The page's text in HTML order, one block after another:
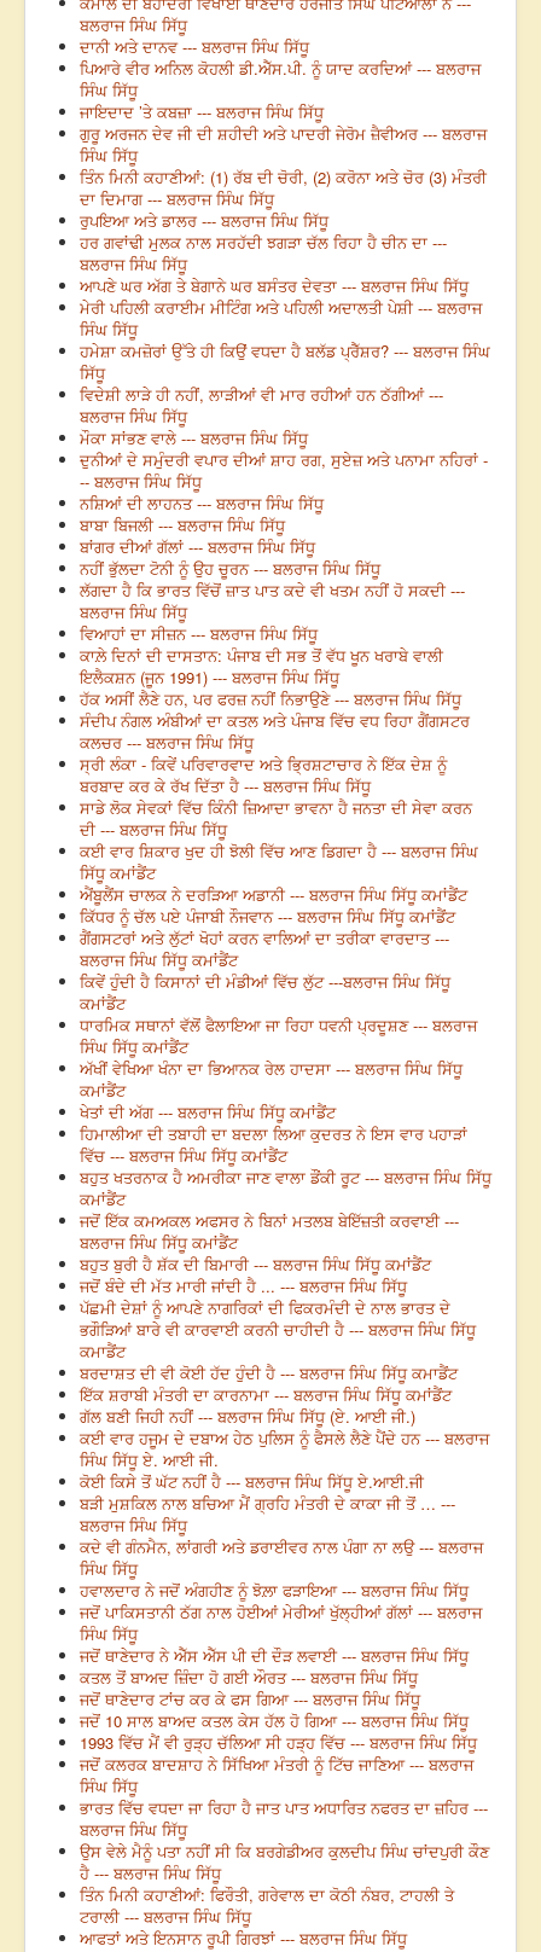
ਬਲਰਾਜ ਸਿੰਘ ਸਿੱਧੂ
ਦਾਨੀ ਅਤੇ ਦਾਨਵ --- ਬਲਰਾਜ ਸਿੰਘ ਸਿੱਧੂ
ਪਿਆਰੇ ਵੀਰ ਅਨਿਲ ਕੋਹਲੀ ਡੀ.ਐੱਸ.ਪੀ. ਨੂੰ ਯਾਦ ਕਰਦਿਆਂ --- ਬਲਰਾਜ
ਸਿੰਘ ਸਿੱਧੂ
ਜਾਇਦਾਦ ’ਤੇ ਕਬਜ਼ਾ --- ਬਲਰਾਜ ਸਿੰਘ ਸਿੱਧੂ
ਗੁਰੂ ਅਰਜਨ ਦੇਵ ਜੀ ਦੀ ਸ਼ਹੀਦੀ ਅਤੇ ਪਾਦਰੀ ਜੇਰੋਮ ਜ਼ੈਵੀਅਰ --- ਬਲਰਾਜ
ਸਿੰਘ ਸਿੱਧੂ
ਤਿੰਨ ਮਿਨੀ ਕਹਾਣੀਆਂ: (1) ਰੱਬ ਦੀ ਚੋਰੀ, (2) ਕਰੋਨਾ ਅਤੇ ਚੋਰ (3) ਮੰਤਰੀ
ਦਾ ਦਿਮਾਗ --- ਬਲਰਾਜ ਸਿੰਘ ਸਿੱਧੂ
ਰੁਪਇਆ ਅਤੇ ਡਾਲਰ --- ਬਲਰਾਜ ਸਿੰਘ ਸਿੱਧੂ
ਹਰ ਗਵਾਂਢੀ ਮੁਲਕ ਨਾਲ ਸਰਹੱਦੀ ਝਗੜਾ ਚੱਲ ਰਿਹਾ ਹੈ ਚੀਨ ਦਾ ---
ਬਲਰਾਜ ਸਿੰਘ ਸਿੱਧੂ
ਆਪਣੇ ਘਰ ਅੱਗ ਤੇ ਬੇਗਾਨੇ ਘਰ ਬਸੰਤਰ ਦੇਵਤਾ --- ਬਲਰਾਜ ਸਿੰਘ ਸਿੱਧੂ
ਮੇਰੀ ਪਹਿਲੀ ਕਰਾਈਮ ਮੀਟਿੰਗ ਅਤੇ ਪਹਿਲੀ ਅਦਾਲਤੀ ਪੇਸ਼ੀ --- ਬਲਰਾਜ
ਸਿੰਘ ਸਿੱਧੂ
ਹਮੇਸ਼ਾ ਕਮਜ਼ੋਰਾਂ ਉੱਤੇ ਹੀ ਕਿਉਂ ਵਧਦਾ ਹੈ ਬਲੱਡ ਪ੍ਰੈੱਸ਼ਰ? --- ਬਲਰਾਜ ਸਿੰਘ
ਸਿੱਧੂ
ਵਿਦੇਸ਼ੀ ਲਾੜੇ ਹੀ ਨਹੀਂ, ਲਾੜੀਆਂ ਵੀ ਮਾਰ ਰਹੀਆਂ ਹਨ ਠੱਗੀਆਂ ---
ਬਲਰਾਜ ਸਿੰਘ ਸਿੱਧੂ
ਮੌਕਾ ਸਾਂਭਣ ਵਾਲੇ --- ਬਲਰਾਜ ਸਿੰਘ ਸਿੱਧੂ
ਦੁਨੀਆਂ ਦੇ ਸਮੁੰਦਰੀ ਵਪਾਰ ਦੀਆਂ ਸ਼ਾਹ ਰਗ, ਸੁਏਜ਼ ਅਤੇ ਪਨਾਮਾ ਨਹਿਰਾਂ -
-- ਬਲਰਾਜ ਸਿੰਘ ਸਿੱਧੂ
ਨਸ਼ਿਆਂ ਦੀ ਲਾਹਨਤ --- ਬਲਰਾਜ ਸਿੰਘ ਸਿੱਧੂ
ਬਾਬਾ ਬਿਜਲੀ --- ਬਲਰਾਜ ਸਿੰਘ ਸਿੱਧੂ
ਬਾਂਗਰ ਦੀਆਂ ਗੱਲਾਂ --- ਬਲਰਾਜ ਸਿੰਘ ਸਿੱਧੂ
ਨਹੀਂ ਭੁੱਲਦਾ ਟੋਨੀ ਨੂੰ ਉਹ ਚੂਰਨ --- ਬਲਰਾਜ ਸਿੰਘ ਸਿੱਧੂ
ਲੱਗਦਾ ਹੈ ਕਿ ਭਾਰਤ ਵਿੱਚੋਂ ਜ਼ਾਤ ਪਾਤ ਕਦੇ ਵੀ ਖਤਮ ਨਹੀਂ ਹੋ ਸਕਦੀ ---
ਬਲਰਾਜ ਸਿੰਘ ਸਿੱਧੂ
ਵਿਆਹਾਂ ਦਾ ਸੀਜ਼ਨ --- ਬਲਰਾਜ ਸਿੰਘ ਸਿੱਧੂ
ਕਾਲ਼ੇ ਦਿਨਾਂ ਦੀ ਦਾਸਤਾਨ: ਪੰਜਾਬ ਦੀ ਸਭ ਤੋਂ ਵੱਧ ਖੂਨ ਖਰਾਬੇ ਵਾਲੀ
ਇਲੈਕਸ਼ਨ (ਜੂਨ 1991) --- ਬਲਰਾਜ ਸਿੰਘ ਸਿੱਧੂ
ਹੱਕ ਅਸੀਂ ਲੈਣੇ ਹਨ, ਪਰ ਫਰਜ਼ ਨਹੀਂ ਨਿਭਾਉਣੇ --- ਬਲਰਾਜ ਸਿੰਘ ਸਿੱਧੂ
ਸੰਦੀਪ ਨੰਗਲ ਅੰਬੀਆਂ ਦਾ ਕਤਲ ਅਤੇ ਪੰਜਾਬ ਵਿੱਚ ਵਧ ਰਿਹਾ ਗੈਂਗਸਟਰ
ਕਲਚਰ --- ਬਲਰਾਜ ਸਿੰਘ ਸਿੱਧੂ
ਸ੍ਰੀ ਲੰਕਾ - ਕਿਵੇਂ ਪਰਿਵਾਰਵਾਦ ਅਤੇ ਭ੍ਰਿਸ਼ਟਾਚਾਰ ਨੇ ਇੱਕ ਦੇਸ਼ ਨੂੰ
ਬਰਬਾਦ ਕਰ ਕੇ ਰੱਖ ਦਿੱਤਾ ਹੈ --- ਬਲਰਾਜ ਸਿੰਘ ਸਿੱਧੂ
ਸਾਡੇ ਲੋਕ ਸੇਵਕਾਂ ਵਿੱਚ ਕਿੰਨੀ ਜ਼ਿਆਦਾ ਭਾਵਨਾ ਹੈ ਜਨਤਾ ਦੀ ਸੇਵਾ ਕਰਨ
ਦੀ --- ਬਲਰਾਜ ਸਿੰਘ ਸਿੱਧੂ
ਕਈ ਵਾਰ ਸ਼ਿਕਾਰ ਖੁਦ ਹੀ ਝੋਲੀ ਵਿੱਚ ਆਣ ਡਿਗਦਾ ਹੈ --- ਬਲਰਾਜ ਸਿੰਘ
ਸਿੱਧੂ ਕਮਾਂਡੈਂਟ
ਐਂਬੂਲੈਂਸ ਚਾਲਕ ਨੇ ਦਰੜਿਆ ਅਡਾਨੀ --- ਬਲਰਾਜ ਸਿੰਘ ਸਿੱਧੂ ਕਮਾਂਡੈਂਟ
ਕਿੱਧਰ ਨੂੰ ਚੱਲ ਪਏ ਪੰਜਾਬੀ ਨੌਜਵਾਨ --- ਬਲਰਾਜ ਸਿੰਘ ਸਿੱਧੂ ਕਮਾਂਡੈਂਟ
ਗੈਂਗਸਟਰਾਂ ਅਤੇ ਲੁੱਟਾਂ ਖੋਹਾਂ ਕਰਨ ਵਾਲਿਆਂ ਦਾ ਤਰੀਕਾ ਵਾਰਦਾਤ ---
ਬਲਰਾਜ ਸਿੰਘ ਸਿੱਧੂ ਕਮਾਂਡੈਂਟ
ਕਿਵੇਂ ਹੁੰਦੀ ਹੈ ਕਿਸਾਨਾਂ ਦੀ ਮੰਡੀਆਂ ਵਿੱਚ ਲੁੱਟ ---ਬਲਰਾਜ ਸਿੰਘ ਸਿੱਧੂ
ਕਮਾਂਡੈਂਟ
ਧਾਰਮਿਕ ਸਥਾਨਾਂ ਵੱਲੋਂ ਫੈਲਾਇਆ ਜਾ ਰਿਹਾ ਧਵਨੀ ਪ੍ਰਦੂਸ਼ਣ --- ਬਲਰਾਜ
ਸਿੰਘ ਸਿੱਧੂ ਕਮਾਂਡੈਂਟ
ਅੱਖੀਂ ਵੇਖਿਆ ਖੰਨਾ ਦਾ ਭਿਆਨਕ ਰੇਲ ਹਾਦਸਾ --- ਬਲਰਾਜ ਸਿੰਘ ਸਿੱਧੂ
ਕਮਾਂਡੈਂਟ
ਖੇਤਾਂ ਦੀ ਅੱਗ --- ਬਲਰਾਜ ਸਿੰਘ ਸਿੱਧੂ ਕਮਾਂਡੈਂਟ
ਹਿਮਾਲੀਆ ਦੀ ਤਬਾਹੀ ਦਾ ਬਦਲਾ ਲਿਆ ਕੁਦਰਤ ਨੇ ਇਸ ਵਾਰ ਪਹਾੜਾਂ
ਵਿੱਚ --- ਬਲਰਾਜ ਸਿੰਘ ਸਿੱਧੂ ਕਮਾਂਡੈਂਟ
ਬਹੁਤ ਖਤਰਨਾਕ ਹੈ ਅਮਰੀਕਾ ਜਾਣ ਵਾਲਾ ਡੌਂਕੀ ਰੂਟ --- ਬਲਰਾਜ ਸਿੰਘ ਸਿੱਧੂ
ਕਮਾਂਡੈਂਟ
ਜਦੋਂ ਇੱਕ ਕਮਅਕਲ ਅਫਸਰ ਨੇ ਬਿਨਾਂ ਮਤਲਬ ਬੇਇੱਜ਼ਤੀ ਕਰਵਾਈ ---
ਬਲਰਾਜ ਸਿੰਘ ਸਿੱਧੂ ਕਮਾਂਡੈਂਟ
ਬਹੁਤ ਬੁਰੀ ਹੈ ਸ਼ੱਕ ਦੀ ਬਿਮਾਰੀ --- ਬਲਰਾਜ ਸਿੰਘ ਸਿੱਧੂ ਕਮਾਂਡੈਂਟ
ਜਦੋਂ ਬੰਦੇ ਦੀ ਮੱਤ ਮਾਰੀ ਜਾਂਦੀ ਹੈ ... --- ਬਲਰਾਜ ਸਿੰਘ ਸਿੱਧੂ
ਪੱਛਮੀ ਦੇਸ਼ਾਂ ਨੂੰ ਆਪਣੇ ਨਾਗਰਿਕਾਂ ਦੀ ਫਿਕਰਮੰਦੀ ਦੇ ਨਾਲ ਭਾਰਤ ਦੇ
ਭਗੌੜਿਆਂ ਬਾਰੇ ਵੀ ਕਾਰਵਾਈ ਕਰਨੀ ਚਾਹੀਦੀ ਹੈ --- ਬਲਰਾਜ ਸਿੰਘ ਸਿੱਧੂ
ਕਮਾਡੈਂਟ
ਬਰਦਾਸ਼ਤ ਦੀ ਵੀ ਕੋਈ ਹੱਦ ਹੁੰਦੀ ਹੈ --- ਬਲਰਾਜ ਸਿੰਘ ਸਿੱਧੂ ਕਮਾਡੈਂਟ
ਇੱਕ ਸ਼ਰਾਬੀ ਮੰਤਰੀ ਦਾ ਕਾਰਨਾਮਾ --- ਬਲਰਾਜ ਸਿੰਘ ਸਿੱਧੂ ਕਮਾਂਡੈਂਟ
ਗੱਲ ਬਣੀ ਜਿਹੀ ਨਹੀਂ --- ਬਲਰਾਜ ਸਿੰਘ ਸਿੱਧੂ (ਏ. ਆਈ ਜੀ.)
ਕਈ ਵਾਰ ਹਜੂਮ ਦੇ ਦਬਾਅ ਹੇਠ ਪੁਲਿਸ ਨੂੰ ਫੈਸਲੇ ਲੈਣੇ ਪੈਂਦੇ ਹਨ --- ਬਲਰਾਜ
ਸਿੰਘ ਸਿੱਧੂ ਏ. ਆਈ ਜੀ.
ਕੋਈ ਕਿਸੇ ਤੋਂ ਘੱਟ ਨਹੀਂ ਹੈ --- ਬਲਰਾਜ ਸਿੰਘ ਸਿੱਧੂ ਏ.ਆਈ.ਜੀ
ਬੜੀ ਮੁਸ਼ਕਿਲ ਨਾਲ ਬਚਿਆ ਮੈਂ ਗ੍ਰਹਿ ਮੰਤਰੀ ਦੇ ਕਾਕਾ ਜੀ ਤੋਂ … ---
ਬਲਰਾਜ ਸਿੰਘ ਸਿੱਧੂ
ਕਦੇ ਵੀ ਗੰਨਮੈਨ, ਲਾਂਗਰੀ ਅਤੇ ਡਰਾਈਵਰ ਨਾਲ ਪੰਗਾ ਨਾ ਲਉ --- ਬਲਰਾਜ
ਸਿੰਘ ਸਿੱਧੂ
ਹਵਾਲਦਾਰ ਨੇ ਜਦੋਂ ਅੰਗਹੀਣ ਨੂੰ ਝੋਲ਼ਾ ਫੜਾਇਆ --- ਬਲਰਾਜ ਸਿੰਘ ਸਿੱਧੂ
ਜਦੋਂ ਪਾਕਿਸਤਾਨੀ ਠੱਗ ਨਾਲ ਹੋਈਆਂ ਮੇਰੀਆਂ ਖੁੱਲ੍ਹੀਆਂ ਗੱਲਾਂ --- ਬਲਰਾਜ
ਸਿੰਘ ਸਿੱਧੂ
ਜਦੋਂ ਥਾਣੇਦਾਰ ਨੇ ਐੱਸ ਐੱਸ ਪੀ ਦੀ ਦੌੜ ਲਵਾਈ --- ਬਲਰਾਜ ਸਿੰਘ ਸਿੱਧੂ
ਕਤਲ ਤੋਂ ਬਾਅਦ ਜ਼ਿੰਦਾ ਹੋ ਗਈ ਔਰਤ --- ਬਲਰਾਜ ਸਿੰਘ ਸਿੱਧੂ
ਜਦੋਂ ਥਾਣੇਦਾਰ ਟਾਂਚ ਕਰ ਕੇ ਫਸ ਗਿਆ --- ਬਲਰਾਜ ਸਿੰਘ ਸਿੱਧੂ
ਜਦੋਂ 10 ਸਾਲ ਬਾਅਦ ਕਤਲ ਕੇਸ ਹੱਲ ਹੋ ਗਿਆ --- ਬਲਰਾਜ ਸਿੰਘ ਸਿੱਧੂ
1993 ਵਿੱਚ ਮੈਂ ਵੀ ਰੁੜ੍ਹ ਚੱਲਿਆ ਸੀ ਹੜ੍ਹ ਵਿੱਚ --- ਬਲਰਾਜ ਸਿੰਘ ਸਿੱਧੂ
ਜਦੋਂ ਕਲਰਕ ਬਾਦਸ਼ਾਹ ਨੇ ਸਿੱਖਿਆ ਮੰਤਰੀ ਨੂੰ ਟਿੱਚ ਜਾਣਿਆ --- ਬਲਰਾਜ
ਸਿੰਘ ਸਿੱਧੂ
ਭਾਰਤ ਵਿੱਚ ਵਧਦਾ ਜਾ ਰਿਹਾ ਹੈ ਜਾਤ ਪਾਤ ਅਧਾਰਿਤ ਨਫਰਤ ਦਾ ਜ਼ਹਿਰ ---
ਬਲਰਾਜ ਸਿੰਘ ਸਿੱਧੂ
ਉਸ ਵੇਲੇ ਮੈਨੂੰ ਪਤਾ ਨਹੀਂ ਸੀ ਕਿ ਬਰਗੇਡੀਅਰ ਕੁਲਦੀਪ ਸਿੰਘ ਚਾਂਦਪੁਰੀ ਕੌਣ
ਹੈ --- ਬਲਰਾਜ ਸਿੰਘ ਸਿੱਧੂ
ਤਿੰਨ ਮਿਨੀ ਕਹਾਣੀਆਂ: ਫਿਰੌਤੀ, ਗਰੇਵਾਲ ਦਾ ਕੋਠੀ ਨੰਬਰ, ਟਾਹਲੀ ਤੇ
ਟਰਾਲੀ --- ਬਲਰਾਜ ਸਿੰਘ ਸਿੱਧੂ
ਆਫਤਾਂ ਅਤੇ ਇਨਸਾਨ ਰੂਪੀ ਗਿਰਝਾਂ --- ਬਲਰਾਜ ਸਿੰਘ ਸਿੱਧੂ